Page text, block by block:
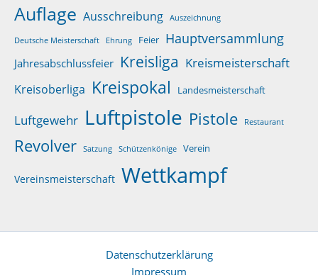
Auflage Ausschreibung Auszeichnung
Deutsche Meisterschaft Ehrung Feier Hauptversammlung
Jahresabschlussfeier Kreisliga Kreismeisterschaft
Kreisoberliga Kreispokal Landesmeisterschaft
Luftgewehr Luftpistole Pistole Restaurant
Revolver Satzung Schützenkönige Verein
Vereinsmeisterschaft Wettkampf
Datenschutzerklärung
Impressum